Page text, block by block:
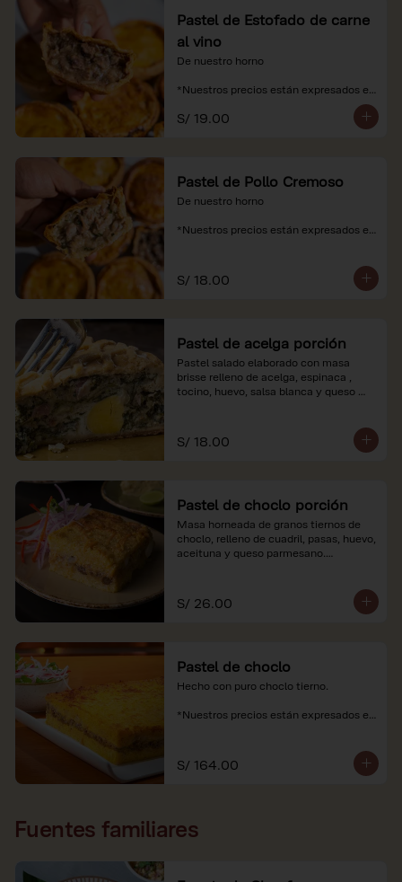
Pastel de Estofado de carne
al vino
De nuestro horno
*Nuestros precios están expresados en
recargo al consumo.
S/ 19.00
Pastel de Pollo Cremoso
De nuestro horno
*Nuestros precios están expresados en
S/ 18.00
Pastel de acelga porción
Pastel salado elaborado con masa
brisse relleno de acelga, espinaca ,
tocino, huevo, salsa blanca y queso
*Nuestros precios están expresados en
soles e incluyen impuestos de ley y
S/ 18.00
Pastel de choclo porción
Masa horneada de granos tiernos de
choclo, relleno de cuadril, pasas, huevo,
aceituna y queso parmesano.
soles e incluyen impuestos de ley y
recargo al consumo.
S/ 26.00
Pastel de choclo
Hecho con puro choclo tierno.
*Nuestros precios están expresados en
S/ 164.00
Fuentes familiares